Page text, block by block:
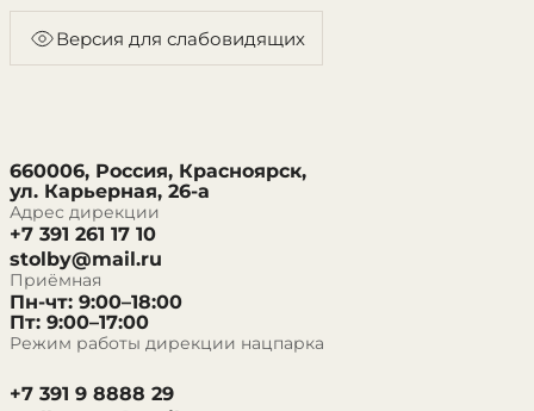
Версия для слабовидящих
660006, Россия, Красноярск,
ул. Карьерная, 26-а
Адрес дирекции
+7 391 261 17 10
stolby@mail.ru
Приёмная
Пн-чт: 9:00–18:00
Пт: 9:00–17:00
Режим работы дирекции нацпарка
+7 391 9 8888 29